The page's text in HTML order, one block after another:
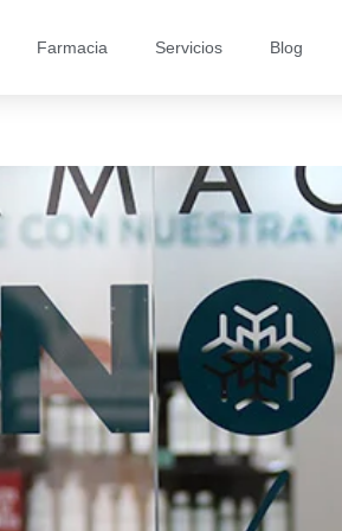
Farmacia Servicios Blog